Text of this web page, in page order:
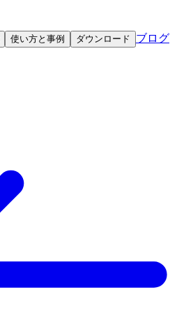
使い方と事例 ダウンロード ブログ